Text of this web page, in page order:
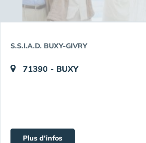
S.S.I.A.D. BUXY-GIVRY
71390 - BUXY
Plus d'infos